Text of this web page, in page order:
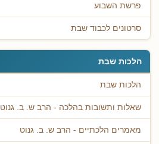
פרשת השבוע
סרטונים לכבוד שבת
הלכות שבת
הלכות שבת
שאלות ותשובות בהלכה - הרב ש. ב. גנוט
מאמרים הלכתיים - הרב ש. ב. גנוט